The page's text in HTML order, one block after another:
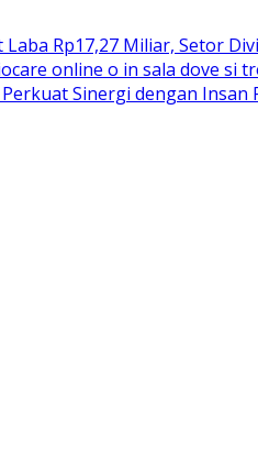
Rp17,27 Miliar, Setor
online o in sala dove si
Sinergi dengan